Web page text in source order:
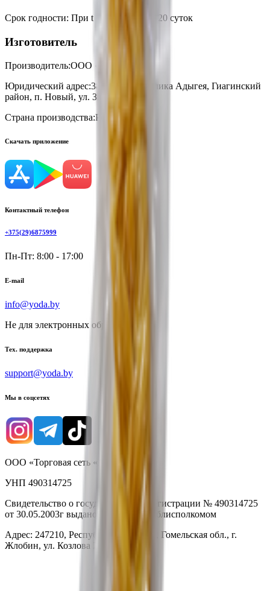
Срок годности: При t +2℃ до +6℃-120 суток
Изготовитель
Производитель:ООО «Каскад»
Юридический адрес:385633, Республика Адыгея, Гиагинский
район, п. Новый, ул. Западная, д. 1
Страна производства:Россия
Скачать приложение
Контактный телефон
+375(29)6875999
Пн-Пт: 8:00 - 17:00
E-mail
info@yoda.by
Не для электронных обращений
Тех. поддержка
support@yoda.by
Мы в соцсетях
ООО «Торговая сеть «Продмир»
УНП 490314725
Свидетельство о государственной регистрации № 490314725
от 30.05.2003г выдано Гомельским облисполкомом
Адрес: 247210, Республика Беларусь, Гомельская обл., г.
Жлобин, ул. Козлова 2-А